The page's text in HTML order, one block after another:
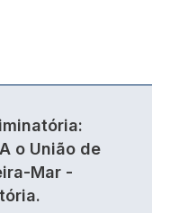
o União de
Mar -